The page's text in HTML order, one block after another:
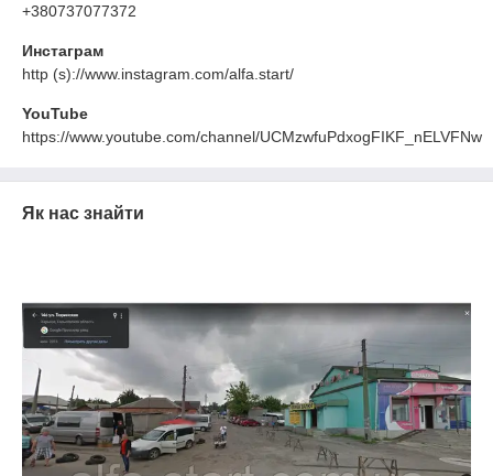
+380737077372
Инстаграм
http (s)://www.instagram.com/alfa.start/
YouTube
https://www.youtube.com/channel/UCMzwfuPdxogFIKF_nELVFNw
Як нас знайти